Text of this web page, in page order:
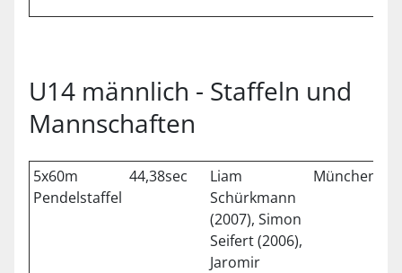
U14 männlich - Staffeln und
Mannschaften
5x60m
Pendelstaffel
44,38sec
Liam
Schürkmann
(2007), Simon
Seifert (2006),
Jaromir
München